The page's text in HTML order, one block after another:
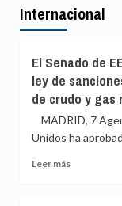
de
los
«no
para
salir
auxilio
del
VI
escenifican
la
relación
de
«fraternidad»
de
Internacional
El Senado de
ley de
de crudo y gas
MADRID, 7
Unidos ha
Leer másLeer